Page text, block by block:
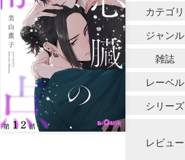
カテゴリ
ジャンル
雑誌
レーベル
シリーズ
レビュー